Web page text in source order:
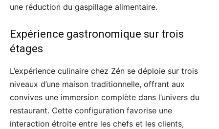
une réduction du gaspillage alimentaire.
Expérience gastronomique sur trois
étages
L’expérience culinaire chez Zén se déploie sur trois
niveaux d’une maison traditionnelle, offrant aux
convives une immersion complète dans l’univers du
restaurant. Cette configuration favorise une
interaction étroite entre les chefs et les clients,